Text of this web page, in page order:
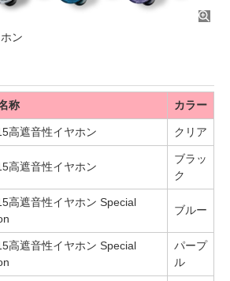
ン
称 カラー
高遮音性イヤホン クリア
高遮音性イヤホン
ブラッ
ク
高遮音性イヤホン Special
ブルー
高遮音性イヤホン Special
パープ
ル